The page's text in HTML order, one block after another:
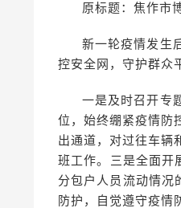
原标题：焦作市
新一轮疫情发生
控安全网，守护群众
一是及时召开专
位，始终绷紧疫情防
出通道，对过往车辆
班工作。三是全面开
分包户人员流动情况
防护，自觉遵守疫情